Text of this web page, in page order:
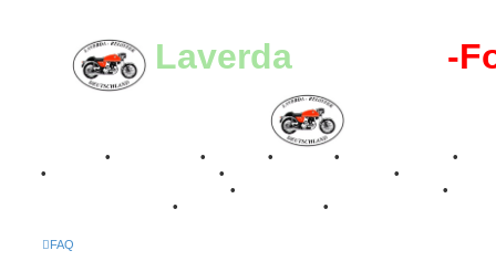
Laverda-Register -
• • • • •
•
•
•
•
•
• •
FAQ